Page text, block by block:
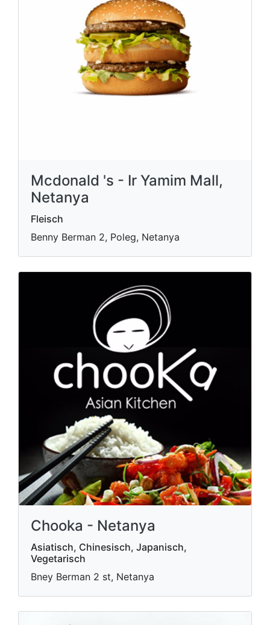
Mcdonald 's - Ir Yamim Mall,
Netanya
Fleisch
Benny Berman 2, Poleg, Netanya
Chooka - Netanya
Asiatisch, Chinesisch, Japanisch,
Vegetarisch
Bney Berman 2 st, Netanya